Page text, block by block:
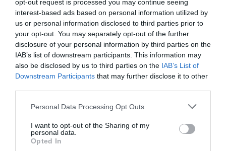
opt-out request is processed you may continue seeing
interest-based ads based on personal information utilized by
us or personal information disclosed to third parties prior to
your opt-out. You may separately opt-out of the further
disclosure of your personal information by third parties on the
IAB’s list of downstream participants. This information may
also be disclosed by us to third parties on the IAB’s List of
Downstream Participants that may further disclose it to other
Please note that this website/app uses one or more Google
not limited to your visit or usage behaviour. You may click to
grant or deny consent to Google and its third-party tags to
use your data for below specified purposes in below Google
Personal Data Processing Opt Outs
I want to opt-out of the Sharing of my
personal data.
Opted In
Ακραία ζέστη στη Μεσόγειο –
Τουρίστες αλλάζουν τα σχέδια
Οι ακραίες θερμοκρασίες που πλήττουν τη Μεσόγειο